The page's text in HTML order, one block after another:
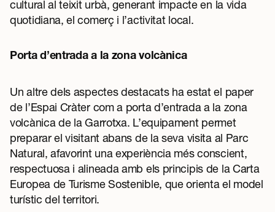
cultural al teixit urbà, generant impacte en la vida
quotidiana, el comerç i l’activitat local.
Porta d’entrada a la zona volcànica
Un altre dels aspectes destacats ha estat el paper
de l’Espai Cràter com a porta d’entrada a la zona
volcànica de la Garrotxa. L’equipament permet
preparar el visitant abans de la seva visita al Parc
Natural, afavorint una experiència més conscient,
respectuosa i alineada amb els principis de la Carta
Europea de Turisme Sostenible, que orienta el model
turístic del territori.